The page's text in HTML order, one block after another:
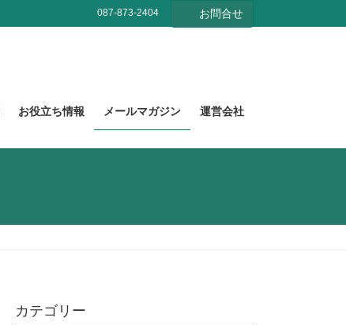
087-873-2404 お問合せ
お役立ち情報 メールマガジン 運営会社
カテゴリー